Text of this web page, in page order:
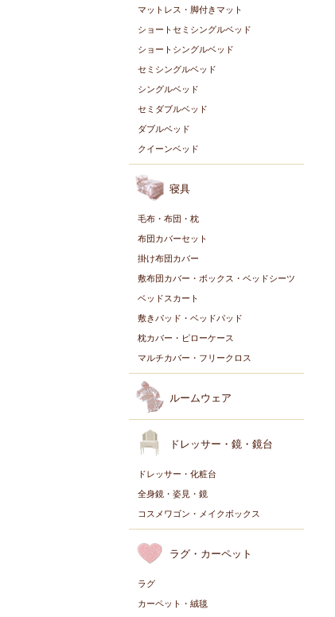
マットレス・脚付きマット
ショートセミシングルベッド
ショートシングルベッド
セミシングルベッド
シングルベッド
セミダブルベッド
ダブルベッド
クイーンベッド
寝具
毛布・布団・枕
布団カバーセット
掛け布団カバー
敷布団カバー・ボックス・ベッドシーツ
ベッドスカート
敷きパッド・ベッドパッド
枕カバー・ピローケース
マルチカバー・フリークロス
ルームウェア
ドレッサー・鏡・鏡台
ドレッサー・化粧台
全身鏡・姿見・鏡
コスメワゴン・メイクボックス
ラグ・カーペット
ラグ
カーペット・絨毯